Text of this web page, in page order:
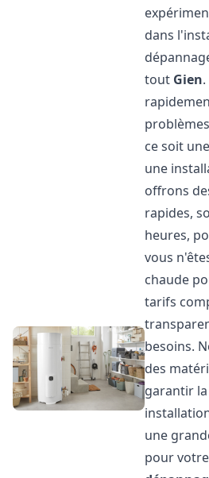
dans
tout Gien
ce soit
une
offrons
rapides,
heures,
vous
chaude
tarifs
besoins.
des
garantir
une
pour votre